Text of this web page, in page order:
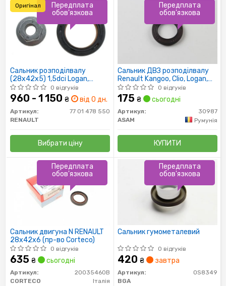
Сальник розподілвалу
(28х42х5) 1,5dci Logan,
Duster, Kangoo I/II, Megane II/III
(7701478550) Renault
0 відгуків
960 - 1 150 ₴ від 0 дн.
Артикул:
77 01 478 550
RENAULT
Вибрати ціну
Передплата
обов'язкова
Оригінал
Сальник ДВЗ розподілвалу
Renault Kangoo, Clio, Logan,
Sandero, Megane 1.5dCi, 1.6i
(30987) Asam
0 відгуків
175 ₴ сьогодні
Артикул:
30987
ASAM
Румунія
КУПИТИ
Передплата
обов'язкова
Сальник двигуна N RENAULT
28x42x6 (пр-во Corteco)
0 відгуків
635 ₴ сьогодні
Артикул:
20035460B
CORTECO
Італія
Передплата
обов'язкова
Сальник гумометалевий
0 відгуків
420 ₴ завтра
Артикул:
OS8349
BGA
Передплата
обов'язкова